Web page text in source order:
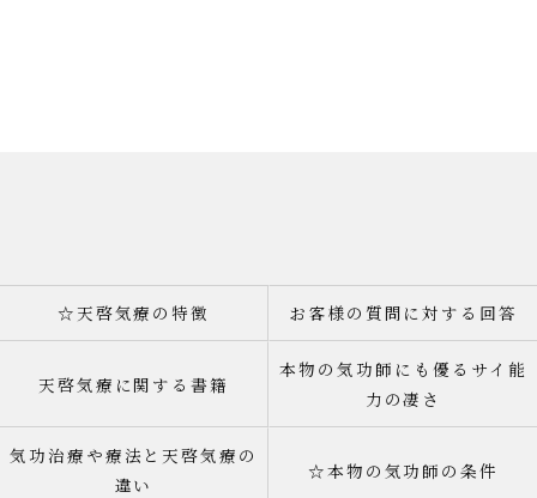
☆天啓気療の特徴 お客様の質問に対する回答
天啓気療に関する書籍
本物の気功師にも優るサイ能
力の凄さ
気功治療や療法と天啓気療の
違い
☆本物の気功師の条件